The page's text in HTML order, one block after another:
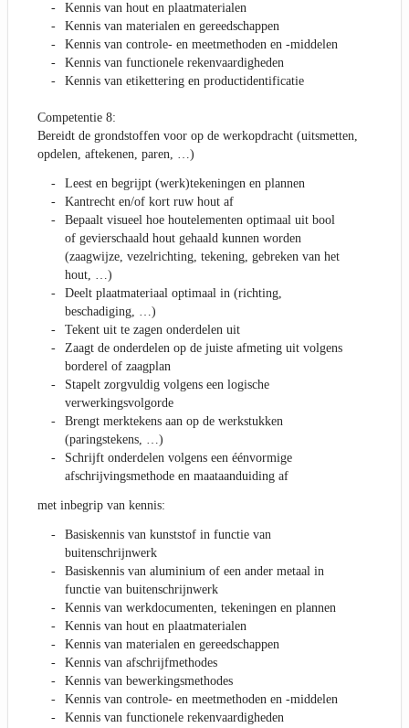
Kennis van hout en plaatmaterialen
Kennis van materialen en gereedschappen
Kennis van controle- en meetmethoden en -middelen
Kennis van functionele rekenvaardigheden
Kennis van etikettering en productidentificatie
Competentie 8:
Bereidt de grondstoffen voor op de werkopdracht (uitsmetten,
opdelen, aftekenen, paren, …)
Leest en begrijpt (werk)tekeningen en plannen
Kantrecht en/of kort ruw hout af
Bepaalt visueel hoe houtelementen optimaal uit bool
of gevierschaald hout gehaald kunnen worden
(zaagwijze, vezelrichting, tekening, gebreken van het
hout, …)
Deelt plaatmateriaal optimaal in (richting,
beschadiging, …)
Tekent uit te zagen onderdelen uit
Zaagt de onderdelen op de juiste afmeting uit volgens
borderel of zaagplan
Stapelt zorgvuldig volgens een logische
verwerkingsvolgorde
Brengt merktekens aan op de werkstukken
(paringstekens, …)
Schrijft onderdelen volgens een éénvormige
afschrijvingsmethode en maataanduiding af
met inbegrip van kennis:
Basiskennis van kunststof in functie van
buitenschrijnwerk
Basiskennis van aluminium of een ander metaal in
functie van buitenschrijnwerk
Kennis van werkdocumenten, tekeningen en plannen
Kennis van hout en plaatmaterialen
Kennis van materialen en gereedschappen
Kennis van afschrijfmethodes
Kennis van bewerkingsmethodes
Kennis van controle- en meetmethoden en -middelen
Kennis van functionele rekenvaardigheden